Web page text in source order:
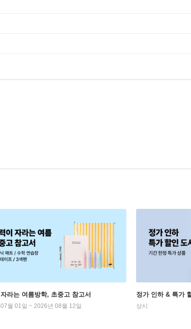
라는 여름방학, 초중고 참고서
월 01일 ~ 2026년 08월 12일
정가 인하 & 특가
상시